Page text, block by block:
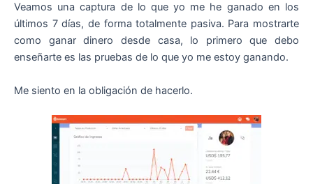
Veamos una captura de lo que yo me he ganado en los
últimos 7 días, de forma totalmente pasiva. Para mostrarte
como ganar dinero desde casa, lo primero que debo
enseñarte es las pruebas de lo que yo me estoy ganando.
Me siento en la obligación de hacerlo.